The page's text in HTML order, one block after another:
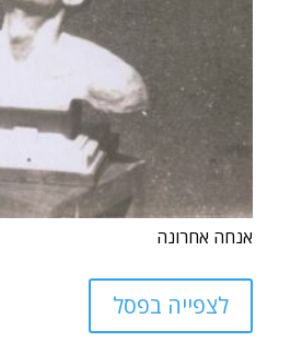
אנחה אחרונה
לצפייה בפסל